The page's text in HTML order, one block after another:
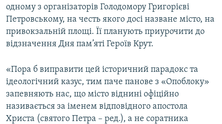
одному з організаторів Голодомору Григорієві
Петровському, на честь якого досі назване місто, на
привокзальній площі. Її планують приурочити до
відзначення Дня пам’яті Героїв Крут.
«Пора б виправити цей історичний парадокс та
ідеологічний казус, тим паче панове з «Опоблоку»
запевняють нас, що місто віднині офіційно
називається за іменем відповідного апостола
Христа (святого Петра – ред.), а не соратника